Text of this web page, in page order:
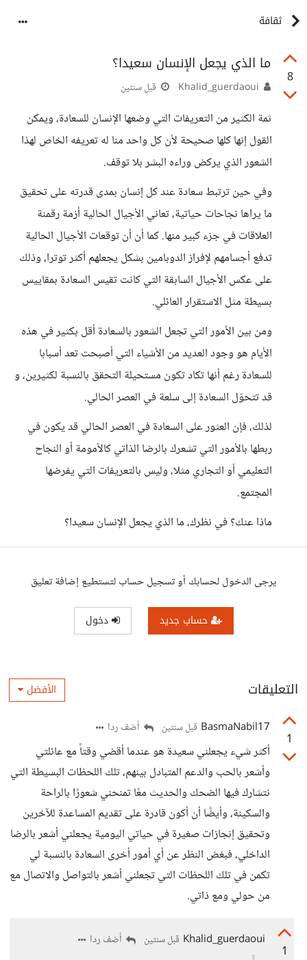
ثقافة
8
ما الذي يجعل الإنسان سعيدا؟
قبل سنتين
ثمة الكثير من التعريفات التي وضعها الإنسان للسعادة، ويمكن
القول إنها كلها صحيحة لأن كل واحد منا له تعريفه الخاص لهذا
الشعور الذي يركض وراءه البشر بلا توقف.
وفي حين ترتبط سعادة عند كل إنسان بمدى قدرته على تحقيق
ما يراها نجاحات حياتية، تعاني الأجيال الحالية أزمة رقمنة
العلاقات في جزء كبير منها. كما أن أن توقعات الأجيال الحالية
تدفع أجسامهم لإفراز الدوبامين بشكل يجعلهم أكثر توترا، وذلك
على عكس الأجيال السابقة التي كانت تقيس السعادة بمقاييس
بسيطة مثل الاستقرار العائلي.
ومن بين الأمور التي تجعل الشعور بالسعادة أقل بكثير في هذه
الأيام هو وجود العديد من الأشياء التي أصبحت تعد أسبابا
للسعادة رغم أنها تكاد تكون مستحيلة التحقق بالنسبة لكثيرين، و
قد تتحوّل السعادة إلى سلعة في العصر الحالي.
لذلك، فإن العثور على السعادة في العصر الحالي قد يكون في
ربطها بالأمور التي تشعرك بالرضا الذاتي كالأمومة أو النجاح
التعليمي أو التجاري مثلا، وليس بالتعريفات التي يفرضها
المجتمع.
ماذا عنك؟ في نظرك، ما الذي يجعل الإنسان سعيدا؟
يرجى الدخول لحسابك أو تسجيل حساب لتستطيع إضافة تعليق
حساب جديد دخول
التعليقات الأفضل
1
BasmaNabil17 قبل سنتين أضف ردا
أكثر شيء يجعلني سعيدة هو عندما أقضي وقتاً مع عائلتي
وأشعر بالحب والدعم المتبادل بينهم، تلك اللحظات البسيطة التي
نتشارك فيها الضحك والحديث معًا تمنحني شعورًا بالراحة
والسكينة، وأيضًا أن أكون قادرة على تقديم المساعدة للآخرين
وتحقيق إنجازات صغيرة في حياتي اليومية يجعلني أشعر بالرضا
الداخلي، فبغض النظر عن أي أمور أخرى السعادة بالنسبة لي
تكمن في تلك اللحظات التي تجعلني أشعر بالتواصل والاتصال مع
من حولي ومع ذاتي.
1
Khalid_guerdaoui قبل سنتين
أضف ردا